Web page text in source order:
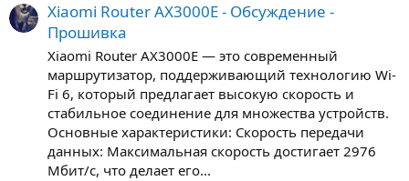
Xiaomi Router AX3000E - Обсуждение -
Прошивка
Xiaomi Router AX3000E — это современный
маршрутизатор, поддерживающий технологию Wi-
Fi 6, который предлагает высокую скорость и
стабильное соединение для множества устройств.
Основные характеристики: Скорость передачи
данных: Максимальная скорость достигает 2976
Мбит/с, что делает его...